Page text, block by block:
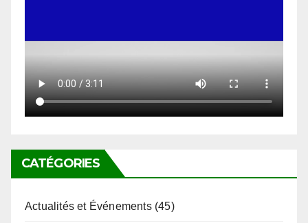
CATÉGORIES
Actualités et Événements(45)